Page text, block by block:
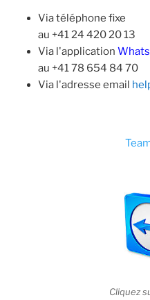
Via téléphone fixe
au +41 24 420 20 13
Via l'application
au +41 78 654 84
Via l'adresse email
Cliquez